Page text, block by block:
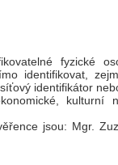
fyzické
identifikovat,
identifikátor
kulturní
jsou: Mgr.